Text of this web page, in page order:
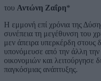
του Αντώνη Ζαΐρη*
Η εμμονή επί χρόνια της
συνέπεια τη μεγέθυνση του
μεν άπειρα υπερκέρδη στους
υπονόμευσε από την άλλη
οικονομιών και λειτούργησε
παγκόσμιας ανάπτυξης.